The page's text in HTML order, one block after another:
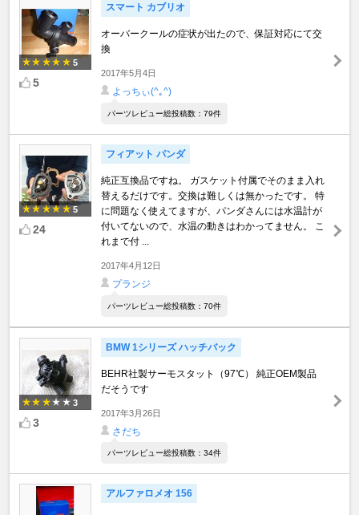
5
5
スマート カブリオ
オーバークールの症状が出たので、保証対応にて交
換
2017年5月4日
よっちぃ(^｡^)
パーツレビュー総投稿数：79件
5
24
フィアット パンダ
純正互換品ですね。 ガスケット付属でそのまま入れ
替えるだけです。交換は難しくは無かったです。 特
に問題なく使えてますが、パンダさんには水温計が
付いてないので、水温の動きはわかってません。 こ
れまで付 ...
2017年4月12日
プランジ
パーツレビュー総投稿数：70件
3
3
BMW 1シリーズ ハッチバック
BEHR社製サーモスタット（97℃） 純正OEM製品
だそうです
2017年3月26日
さだち
パーツレビュー総投稿数：34件
アルファロメオ 156